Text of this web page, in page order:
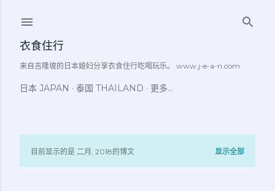
衣食住行
来自吉隆坡的日本媳妇分享衣食住行吃喝玩乐。 www.j-e-a-n.com
日本 JAPAN 泰国 THAILAND 更多…
博
目前显示的是 二月, 2018的博文 显示全部